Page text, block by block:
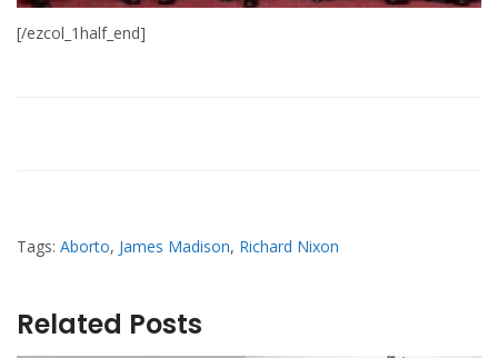
[/ezcol_1half_end]
Tags: Aborto, James Madison, Richard Nixon
Related Posts